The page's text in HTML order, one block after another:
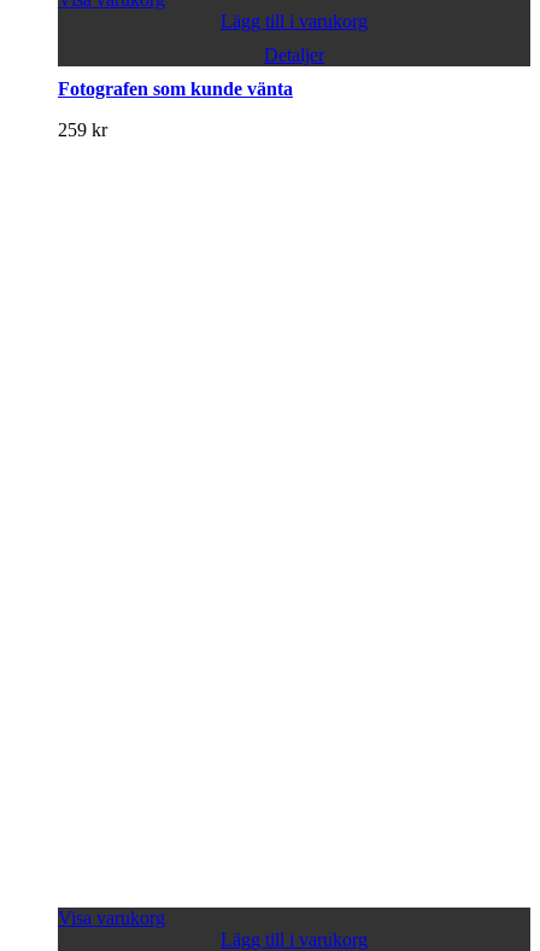
Lägg till i varukorg
Detaljer
Fotografen som kunde vänta
259 kr
Visa varukorg
Lägg till i varukorg